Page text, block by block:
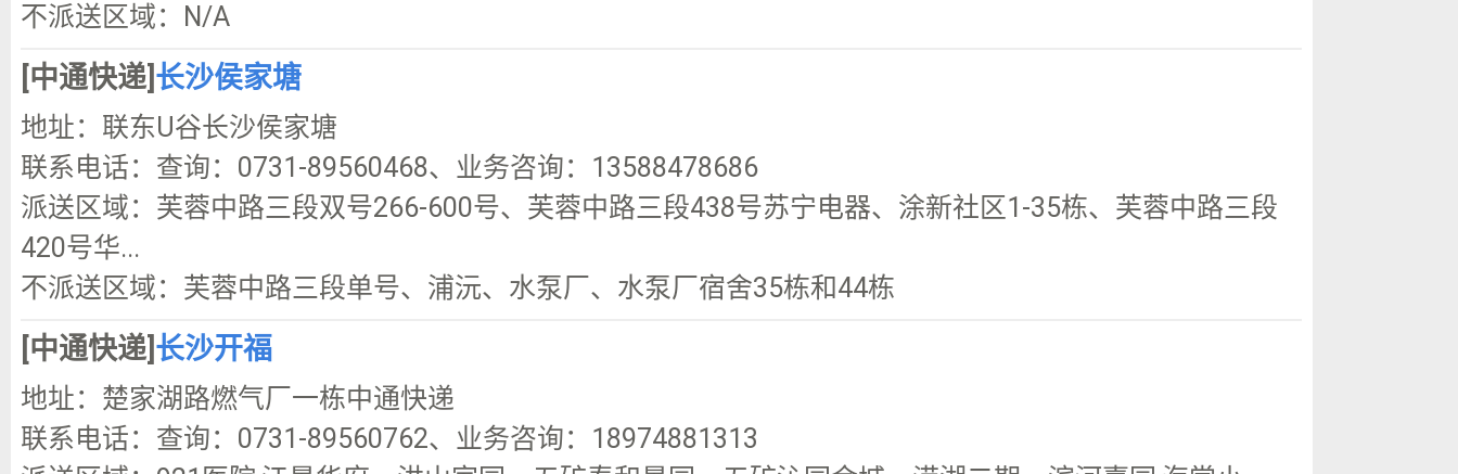
不派送区域：N/A
[中通快递]长沙侯家塘
地址：联东U谷长沙侯家塘
联系电话：查询：0731-89560468、业务咨询：13588478686
派送区域：芙蓉中路三段双号266-600号、芙蓉中路三段438号苏宁电器、涂新社区1-35栋、芙蓉中路三段
420号华...
不派送区域：芙蓉中路三段单号、浦沅、水泵厂、水泵厂宿舍35栋和44栋
[中通快递]长沙开福
地址：楚家湖路燃气厂一栋中通快递
联系电话：查询：0731-89560762、业务咨询：18974881313